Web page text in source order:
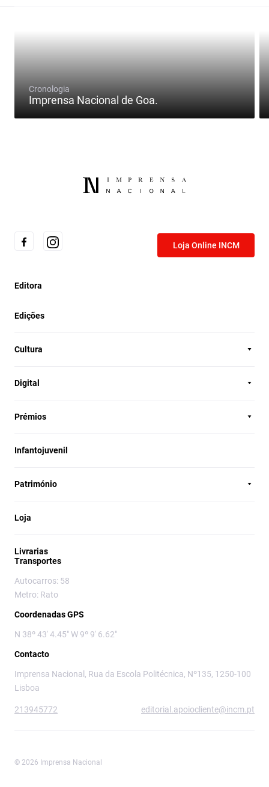
Cronologia
Imprensa Nacional de Goa.
Loja Online INCM
Editora
Edições
Cultura
Digital
Prémios
Infantojuvenil
Património
Loja
Livrarias
Transportes
Autocarros: 58
Metro: Rato
Coordenadas GPS
N 38º 43' 4.45" W 9º 9' 6.62"
Contacto
Imprensa Nacional, Rua da Escola Politécnica, Nº135, 1250-100
Lisboa
213945772 editorial.apoiocliente@incm.pt
© 2026 Imprensa Nacional